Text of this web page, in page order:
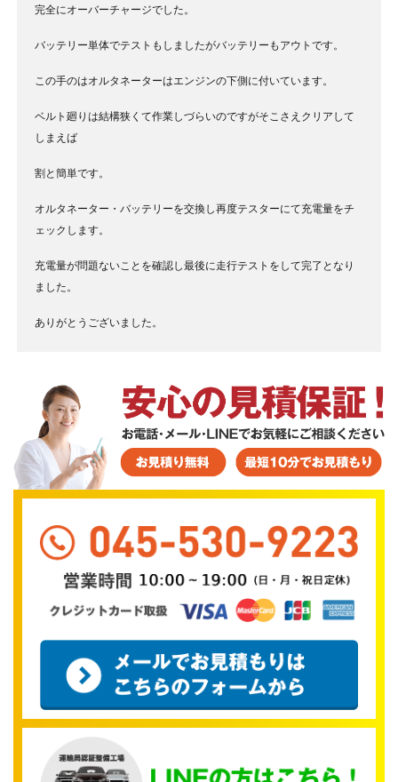
完全にオーバーチャージでした。
バッテリー単体でテストもしましたがバッテリーもアウトです。
この手のはオルタネーターはエンジンの下側に付いています。
ベルト廻りは結構狭くて作業しづらいのですがそこさえクリアして
しまえば
割と簡単です。
オルタネーター・バッテリーを交換し再度テスターにて充電量をチ
ェックします。
充電量が問題ないことを確認し最後に走行テストをして完了となり
ました。
ありがとうございました。